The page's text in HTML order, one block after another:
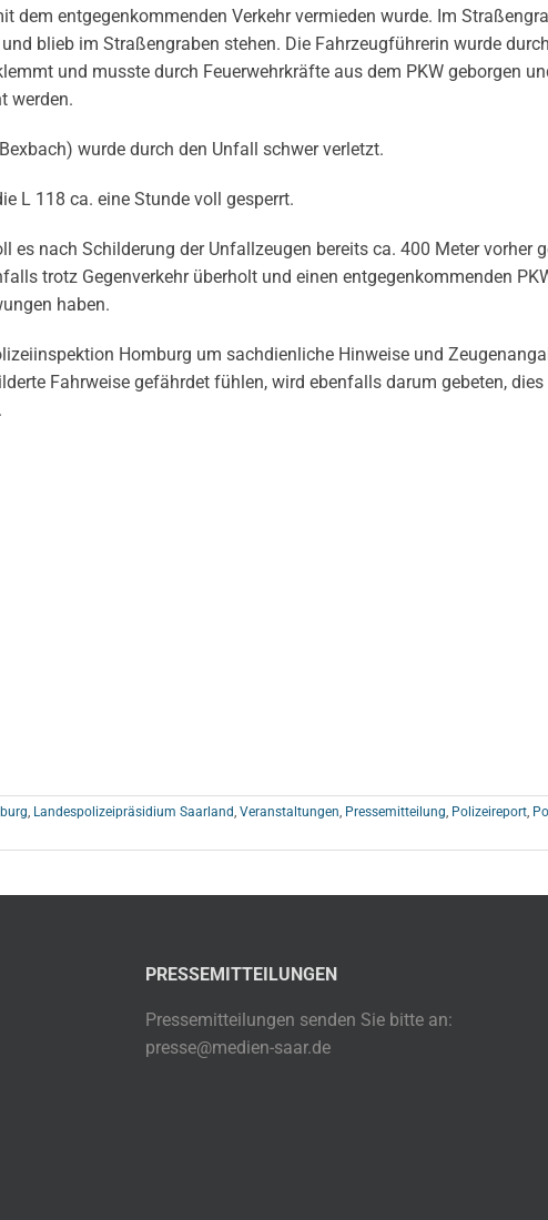
dem entgegenkommenden Verkehr vermieden wurde. Im
blieb im Straßengraben stehen. Die Fahrzeugführerin wurde
und musste durch Feuerwehrkräfte aus dem PKW geborgen
werden.
wurde durch den Unfall schwer verletzt.
L 118 ca. eine Stunde voll gesperrt.
es nach Schilderung der Unfallzeugen bereits ca. 400 Meter vorher
trotz Gegenverkehr überholt und einen entgegenkommenden
haben.
Homburg um sachdienliche Hinweise und
Fahrweise gefährdet fühlen, wird ebenfalls darum gebeten, dies
, Landespolizeipräsidium Saarland, Veranstaltungen, Pressemitteilung, Polizeireport,
PRESSEMITTEILUNGEN
Pressemitteilungen senden Sie bitte an:
presse@medien-saar.de